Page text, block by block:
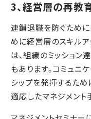
3、経営層の再教
連鎖退職を防ぐため
めに経営層のスキルア
は、組織のミッショ
もあります。コミュニ
シップを発揮するた
適応したマネジメン